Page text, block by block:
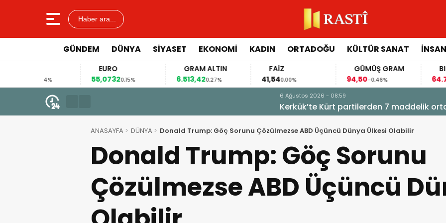
Haber ara...
GÜNDEM DÜNYA SİYASET EKONOMİ KADIN ORTADOĞU KÜLTÜR SANAT
0,15%
GRAM ALTIN
0,27% 0,00%
GÜMÜŞ GRAM
-0,46%
64.772,00-
Kerkük’te Kürt partilerden 7 maddelik ortak bildiri
ANASAYFA DÜNYA Donald Trump: Göç Sorunu Çözülmezse ABD Üçüncü Dünya Ülkesi Olabilir
Donald Trump: Göç Sorunu
Çözülmezse ABD Üçüncü